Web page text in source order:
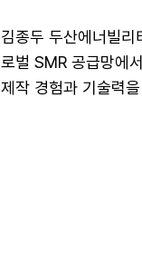
김종두 두산에너빌
로벌 SMR 공급망에
제작 경험과 기술력